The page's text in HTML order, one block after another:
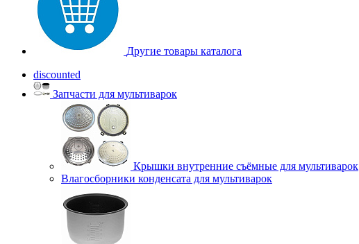
Другие товары каталога
discounted
Запчасти для мультиварок
Крышки внутренние съёмные для мультиварок
Влагосборники конденсата для мультиварок